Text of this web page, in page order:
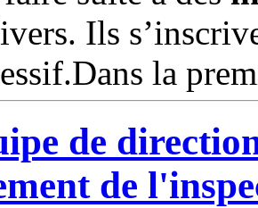
Ils
la
de
de